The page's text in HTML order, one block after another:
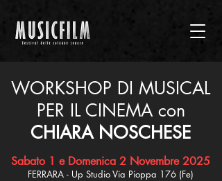
WORKSHOP DI MUSICAL
PER IL CINEMA con
CHIARA NOSCHESE
Sabato 1 e Domenica 2 Novembre 2025
FERRARA - Up Studio Via Pioppa 176 (Fe)